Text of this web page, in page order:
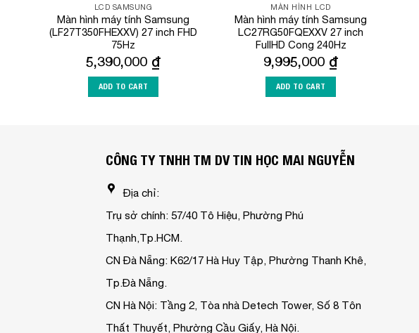
LCD SAMSUNG
Màn hình máy tính Samsung
(LF27T350FHEXXV) 27 inch FHD
75Hz
5,390,000 ₫
ADD TO CART
MÀN HÌNH LCD
Màn hình máy tính Samsung
LC27RG50FQEXXV 27 inch
FullHD Cong 240Hz
9,995,000 ₫
ADD TO CART
CÔNG TY TNHH TM DV TIN HỌC MAI NGUYỄN
Địa chỉ:
Trụ sở chính: 57/40 Tô Hiệu, Phường Phú
Thạnh,Tp.HCM.
CN Đà Nẵng: K62/17 Hà Huy Tập, Phường Thanh Khê,
Tp.Đà Nẵng.
CN Hà Nội: Tầng 2, Tòa nhà Detech Tower, Số 8 Tôn
Thất Thuyết, Phường Cầu Giấy, Hà Nội.